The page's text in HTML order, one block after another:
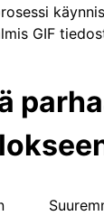
GIF